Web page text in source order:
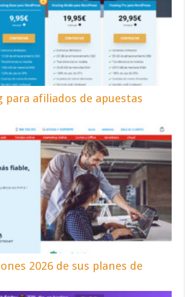
para afiliados de apuestas
2026 de sus planes de